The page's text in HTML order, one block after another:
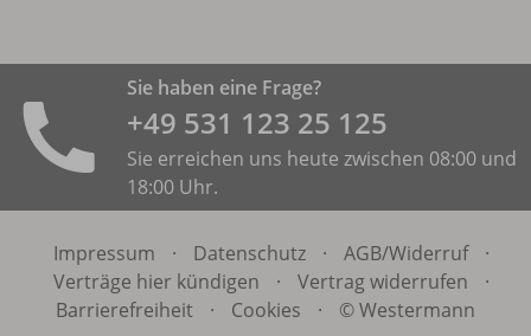
Sie haben eine Frage?
+49 531 ­123 25 125
Sie erreichen uns heute zwischen 08:00 und
18:00 Uhr.
Impressum · Datenschutz · AGB/Widerruf
·
Verträge hier kündigen
· Vertrag widerrufen
·
Barrierefreiheit
· Cookies · © Westermann